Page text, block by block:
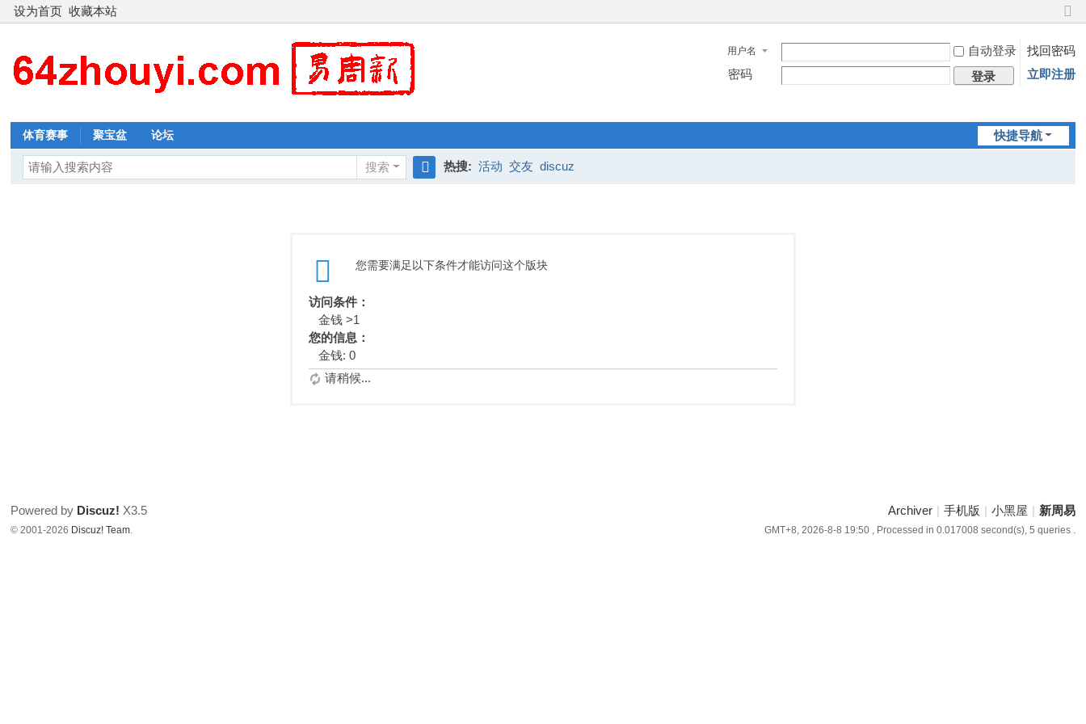
设为首页 收藏本站
切
到
窄
版
用户名 自动登录
找回密码
密码
登录 立即注册
快捷导航
体育赛事 聚宝盆 论坛
搜索 热搜: 活动 交友 discuz
您需要满足以下条件才能访问这个版块
访问条件：
金钱 >1
您的信息：
金钱: 0
请稍候...
Archiver | 手机版 | 小黑屋 | 新周易
GMT+8, 2026-8-8 19:50, Processed in 0.017008 second(s), 5 queries .
Powered by Discuz! X3.5
© 2001-2026 Discuz! Team.